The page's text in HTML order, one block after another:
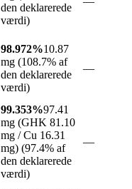
den deklarerede
værdi)
98.972%10.87
mg (108.7% af
den deklarerede
værdi)
—
99.353%97.41
mg (GHK 81.10
mg / Cu 16.31
mg) (97.4% af
den deklarerede
værdi)
—